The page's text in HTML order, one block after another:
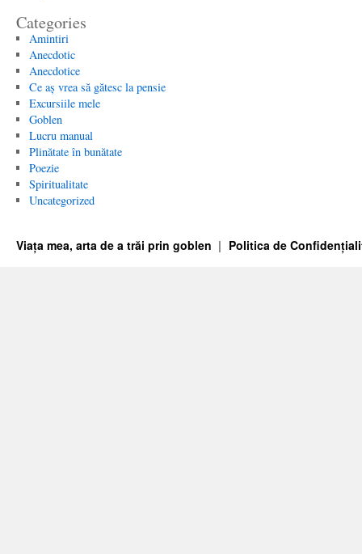
Categories
Amintiri
Anecdotic
Anecdotice
Ce aș vrea să gătesc la pensie
Excursiile mele
Goblen
Lucru manual
Plinătate în bunătate
Poezie
Spiritualitate
Uncategorized
Viața mea, arta de a trăi prin goblen Politica de